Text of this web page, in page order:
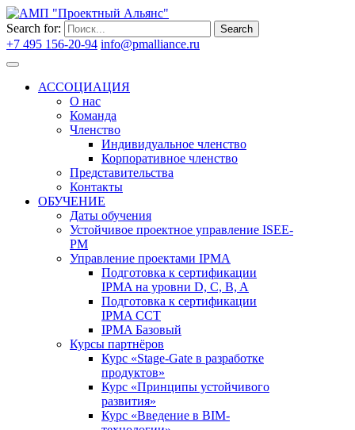
Search for: Search
+7 495 156-20-94 info@pmalliance.ru
АССОЦИАЦИЯ
О нас
Команда
Членство
Индивидуальное членство
Корпоративное членство
Представительства
Контакты
ОБУЧЕНИЕ
Даты обучения
Устойчивое проектное управление ISEE-
PM
Управление проектами IPMA
Подготовка к сертификации
IPMA на уровни D, C, B, A
Подготовка к сертификации
IPMA CCT
IPMA Базовый
Курсы партнёров
Курс «Stage-Gate в разработке
продуктов»
Курс «Принципы устойчивого
развития»
Курс «Введение в BIM-